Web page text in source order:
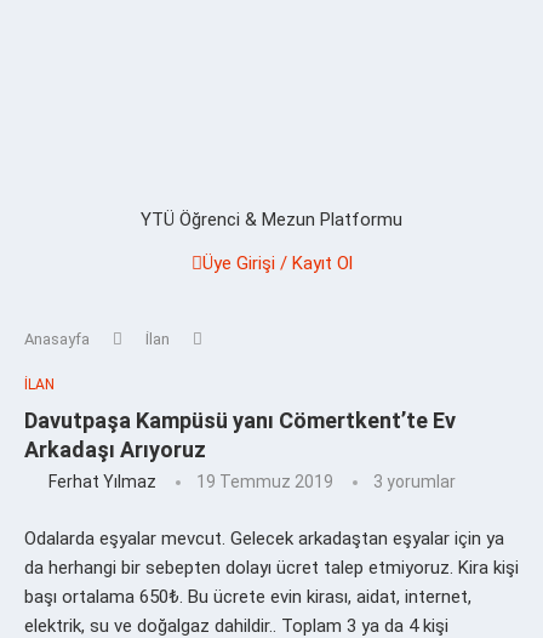
YTÜ Öğrenci & Mezun Platformu
Üye Girişi / Kayıt Ol
Anasayfa İlan
İLAN
Davutpaşa Kampüsü yanı Cömertkent’te Ev
Arkadaşı Arıyoruz
Ferhat Yılmaz 19 Temmuz 2019 3 yorumlar
Odalarda eşyalar mevcut. Gelecek arkadaştan eşyalar için ya
da herhangi bir sebepten dolayı ücret talep etmiyoruz. Kira kişi
başı ortalama 650₺. Bu ücrete evin kirası, aidat, internet,
elektrik, su ve doğalgaz dahildir.. Toplam 3 ya da 4 kişi